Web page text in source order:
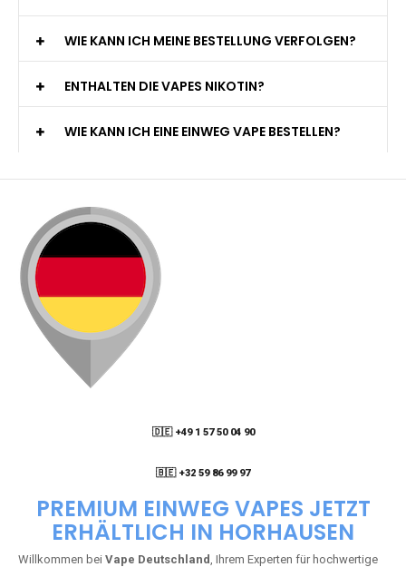
WIE KANN ICH MEINE BESTELLUNG VERFOLGEN?
ENTHALTEN DIE VAPES NIKOTIN?
WIE KANN ICH EINE EINWEG VAPE BESTELLEN?
🇩🇪 +49 1 57 50 04 90
🇧🇪 +32 59 86 99 97
PREMIUM EINWEG VAPES JETZT
ERHÄLTLICH IN HORHAUSEN
Willkommen bei Vape Deutschland, Ihrem Experten für hochwertige